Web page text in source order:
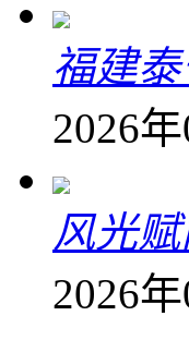
福建
2026
风光
2026